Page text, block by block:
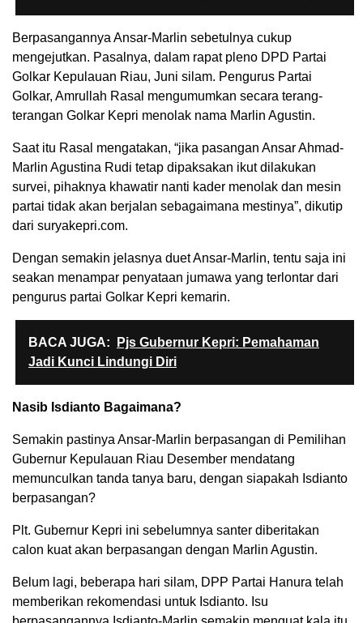
Berpasangannya Ansar-Marlin sebetulnya cukup
mengejutkan. Pasalnya, dalam rapat pleno DPD Partai
Golkar Kepulauan Riau, Juni silam. Pengurus Partai
Golkar, Amrullah Rasal mengumumkan secara terang-
terangan Golkar Kepri menolak nama Marlin Agustin.
Saat itu Rasal mengatakan, “jika pasangan Ansar Ahmad-
Marlin Agustina Rudi tetap dipaksakan ikut dilakukan
survei, pihaknya khawatir nanti kader menolak dan mesin
partai tidak akan berjalan sebagaimana mestinya”, dikutip
dari suryakepri.com.
Dengan semakin jelasnya duet Ansar-Marlin, tentu saja ini
seakan menampar penyataan jumawa yang terlontar dari
pengurus partai Golkar Kepri kemarin.
BACA JUGA:
Pjs Gubernur Kepri: Pemahaman
Jadi Kunci Lindungi Diri
Nasib Isdianto Bagaimana?
Semakin pastinya Ansar-Marlin berpasangan di Pemilihan
Gubernur Kepulauan Riau Desember mendatang
memunculkan tanda tanya baru, dengan siapakah Isdianto
berpasangan?
Plt. Gubernur Kepri ini sebelumnya santer diberitakan
calon kuat akan berpasangan dengan Marlin Agustin.
Belum lagi, beberapa hari silam, DPP Partai Hanura telah
memberikan rekomendasi untuk Isdianto. Isu